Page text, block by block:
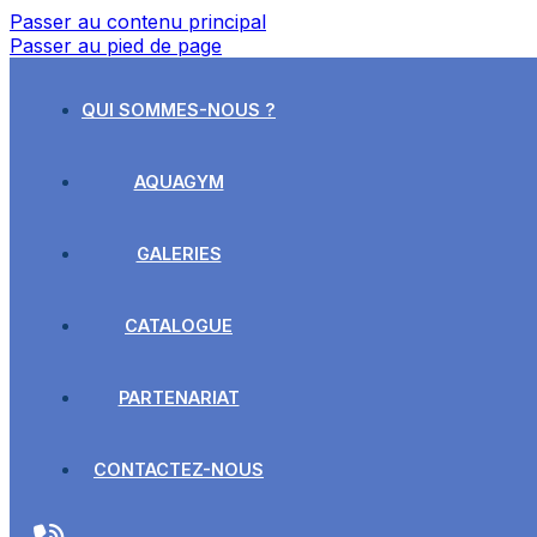
Passer au contenu principal
Passer au pied de page
QUI SOMMES-NOUS ?
AQUAGYM
GALERIES
CATALOGUE
PARTENARIAT
CONTACTEZ-NOUS